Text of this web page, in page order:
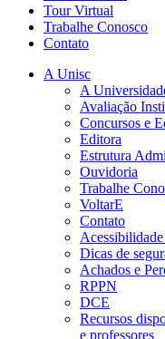
Tour Virtual
Trabalhe Conosco
Contato
A Unisc
A
Avaliação
Concursos e
Editora
Estrutura
Ouvidoria
Trabalhe
VoltarE
Contato
Dicas de
Achados e
RPPN
DCE
Recursos
e professores